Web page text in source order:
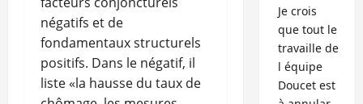
négatifs et de
fondamentaux structurels
positifs. Dans le négatif, il
liste «la hausse du taux de
Je crois
que tout le
travaille de
l équipe
Doucet est